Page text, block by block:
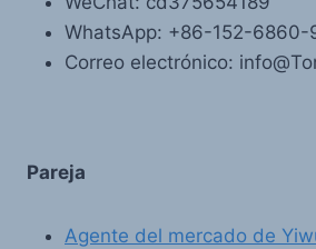
WhatsApp: +86-152-6860-
Correo electrónico:
Pareja
Agente del mercado de